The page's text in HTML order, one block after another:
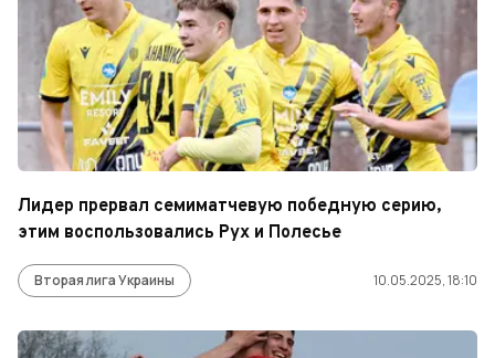
Лидер прервал семиматчевую победную серию,
этим воспользовались Рух и Полесье
Вторая лига Украины 10.05.2025, 18:10